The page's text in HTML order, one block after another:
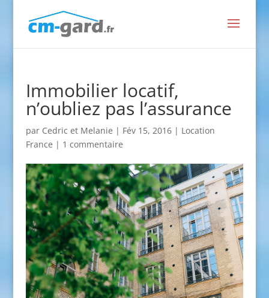
Immobilier locatif,
n’oubliez pas l’assurance
par Cedric et Melanie | Fév 15, 2016| Location
France | 1 commentaire